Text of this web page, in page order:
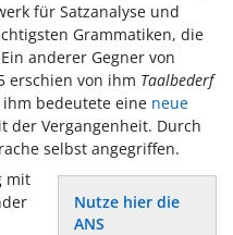
für Satzanalyse und
Grammatiken, die
anderer Gegner von
erschien von ihm Taalbederf
ihm bedeutete eine neue
der Vergangenheit. Durch
selbst angegriffen.
Nutze hier die
ANS
mit